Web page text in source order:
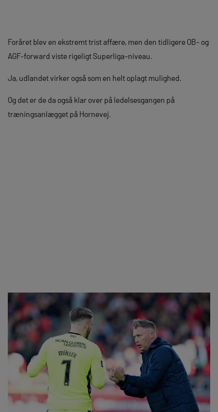
Foråret blev en ekstremt trist affære, men den tidligere OB- og
AGF-forward viste rigeligt Superliga-niveau.
Ja, udlandet virker også som en helt oplagt mulighed.
Og det er de da også klar over på ledelsesgangen på
træningsanlægget på Hornevej.